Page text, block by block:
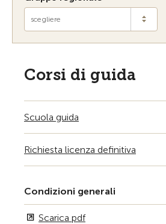
scegliere
Corsi di guida
Scuola guida
Richiesta licenza definitiva
Condizioni generali
Scarica pdf